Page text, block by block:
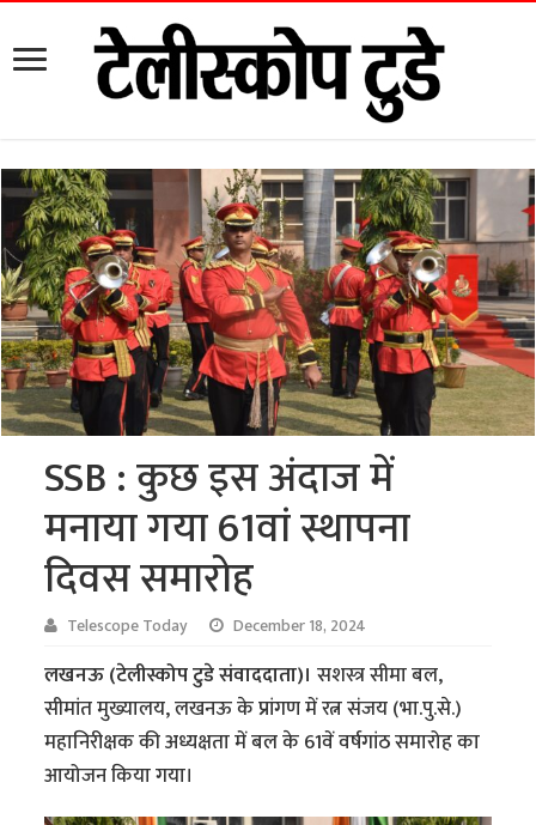
SSB : कुछ इस अंदाज में
मनाया गया 61वां स्थापना
दिवस समारोह
Telescope Today December 18, 2024
लखनऊ (टेलीस्कोप टुडे संवाददाता)।सशस्त्र सीमा बल,
सीमांत मुख्यालय, लखनऊ के प्रांगण में रत्न संजय (भा.पु.से.)
महानिरीक्षक की अध्यक्षता में बल के 61वें वर्षगांठ समारोह का
आयोजन किया गया।